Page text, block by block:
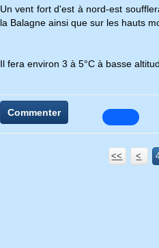
Un vent fort d'est à nord-est
la Balagne ainsi que sur les hauts
Il fera environ 3 à 5°C à basse
Commenter
<< <